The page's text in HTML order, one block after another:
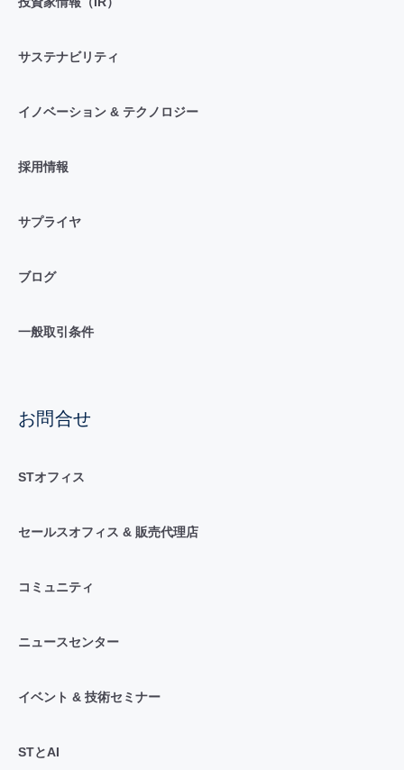
サステナビリティ
イノベーション & テクノロジー
採用情報
サプライヤ
ブログ
一般取引条件
お問合せ
STオフィス
セールスオフィス & 販売代理店
コミュニティ
ニュースセンター
イベント & 技術セミナー
STとAI